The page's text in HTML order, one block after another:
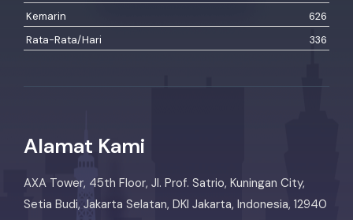
Kemarin
626
Rata-Rata/Hari
336
Alamat Kami
AXA Tower, 45th Floor, Jl. Prof. Satrio, Kuningan City,
Setia Budi, Jakarta Selatan, DKI Jakarta, Indonesia, 12940